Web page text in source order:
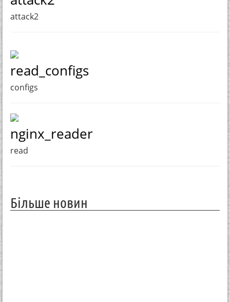
attack2
read_configs
configs
nginx_reader
read
Більше новин